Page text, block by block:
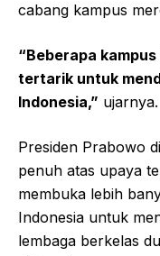
cabang kampus
“Beberapa
tertarik untuk
Indonesia,” ujarnya.
Presiden Prabowo
penuh atas upaya
membuka lebih
Indonesia untuk
lembaga berkelas